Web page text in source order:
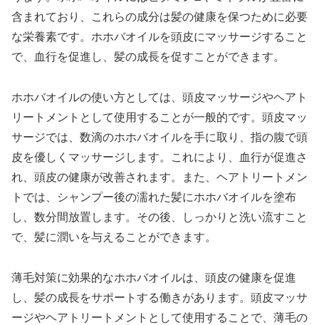
含まれており、これらの成分は髪の健康を保つために必要
な栄養素です。ホホバオイルを頭皮にマッサージすること
で、血行を促進し、髪の成長を促すことができます。
ホホバオイルの使い方としては、頭皮マッサージやヘアト
リートメントとして使用することが一般的です。頭皮マッ
サージでは、数滴のホホバオイルを手に取り、指の腹で頭
皮を優しくマッサージします。これにより、血行が促進さ
れ、頭皮の健康が改善されます。また、ヘアトリートメン
トでは、シャンプー後の濡れた髪にホホバオイルを塗布
し、数分間放置します。その後、しっかりと洗い流すこと
で、髪に潤いを与えることができます。
薄毛対策に効果的なホホバオイルは、頭皮の健康を促進
し、髪の成長をサポートする働きがあります。頭皮マッサ
ージやヘアトリートメントとして使用することで、薄毛の